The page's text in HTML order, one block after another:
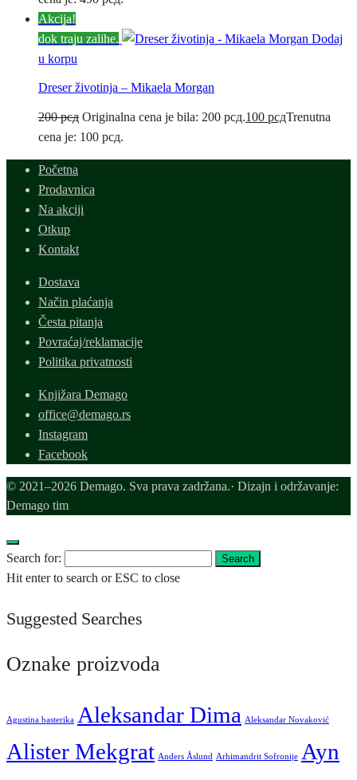
Akcija!
dok traju zalihe.
Dodaj
u korpu
Dreser životinja – Mikaela Morgan
200рсд Originalna cena je bila: 200 рсд.100 рсдTrenutna
cena je: 100 рсд.
Početna
Prodavnica
Na akciji
Otkup
Kontakt
Dostava
Način plaćanja
Česta pitanja
Povraćaj/reklamacije
Politika privatnosti
Knjižara Demago
office@demago.rs
Instagram
Facebook
© 2021–2026 Demago. Sva prava zadržana.· Dizajn i održavanje:
Demago tim
Search for: Search
Hit enter to search or ESC to close
Suggested Searches
Oznake proizvoda
Agustina basterika Aleksandar Dima Aleksandar Novaković
Alister Mekgrat Anders Åslund Arhimandrit Sofronije Ayn